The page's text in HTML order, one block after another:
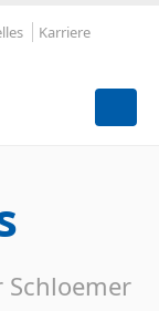
Karriere